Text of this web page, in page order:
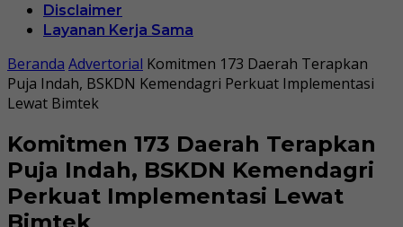
Disclaimer
Layanan Kerja Sama
Beranda Advertorial Komitmen 173 Daerah Terapkan
Puja Indah, BSKDN Kemendagri Perkuat Implementasi
Lewat Bimtek
Komitmen 173 Daerah Terapkan
Puja Indah, BSKDN Kemendagri
Perkuat Implementasi Lewat